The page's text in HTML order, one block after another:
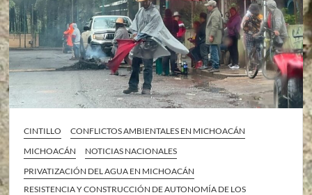
CINTILLO
CONFLICTOS AMBIENTALES EN MICHOACÁN
MICHOACÁN
NOTICIAS NACIONALES
PRIVATIZACIÓN DEL AGUA EN MICHOACÁN
RESISTENCIA Y CONSTRUCCIÓN DE AUTONOMÍA DE LOS